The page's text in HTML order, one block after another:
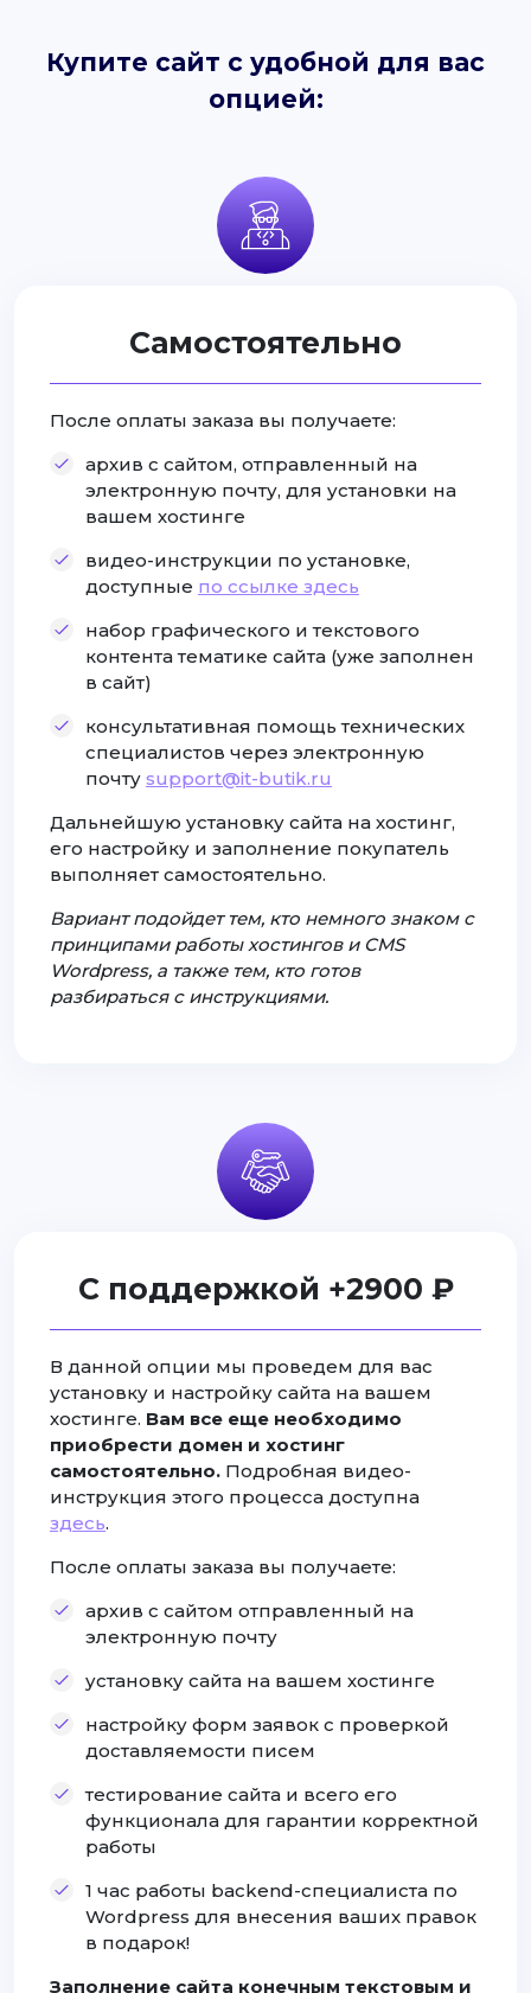
Купите сайт с удобной для вас
опцией:
Самостоятельно
После оплаты заказа вы получаете:
архив с сайтом, отправленный на
электронную почту, для установки на
вашем хостинге
видео-инструкции по установке,
доступные по ссылке здесь
набор графического и текстового
контента тематике сайта (уже заполнен
в сайт)
консультативная помощь технических
специалистов через электронную
почту support@it-butik.ru
Дальнейшую установку сайта на хостинг,
его настройку и заполнение покупатель
выполняет самостоятельно.
Вариант подойдет тем, кто немного знаком с
принципами работы хостингов и CMS
Wordpress, а также тем, кто готов
разбираться с инструкциями.
С поддержкой +2900 ₽
В данной опции мы проведем для вас
установку и настройку сайта на вашем
хостинге. Вам все еще необходимо
приобрести домен и хостинг
самостоятельно. Подробная видео-
инструкция этого процесса доступна
здесь.
После оплаты заказа вы получаете:
архив с сайтом отправленный на
электронную почту
установку сайта на вашем хостинге
настройку форм заявок с проверкой
доставляемости писем
тестирование сайта и всего его
функционала для гарантии корректной
работы
1 час работы backend-специалиста по
Wordpress для внесения ваших правок
в подарок!
Заполнение сайта конечным текстовым и